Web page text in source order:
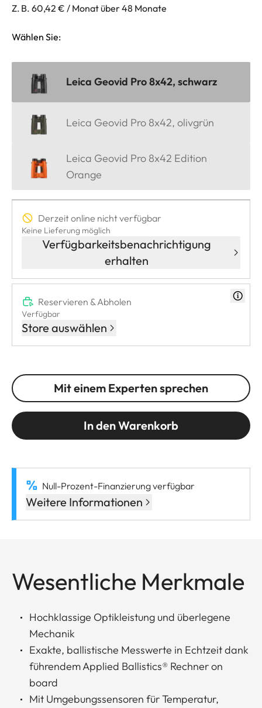
Z. B. 60,42 € / Monat über 48 Monate
Wählen Sie:
Leica Geovid Pro 8x42, schwarz
Leica Geovid Pro 8x42, olivgrün
Leica Geovid Pro 8x42 Edition
Orange
Derzeit online nicht verfügbar
Keine Lieferung möglich
Verfügbarkeitsbenachrichtigung
erhalten
Reservieren & Abholen
Verfügbar
Store auswählen
Mit einem Experten sprechen
In den Warenkorb
Null-Prozent-Finanzierung verfügbar
Weitere Informationen
Wesentliche Merkmale
Hochklassige Optikleistung und überlegene
Mechanik
Exakte, ballistische Messwerte in Echtzeit dank
führendem Applied Ballistics® Rechner on
board
Mit Umgebungssensoren für Temperatur,